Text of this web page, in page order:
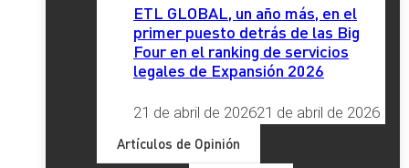
ETL GLOBAL, un año más, en el
primer puesto detrás de las Big
Four en el ranking de servicios
legales de Expansión 2026
21 de abril de 202621 de abril de 2026
Artículos de Opinión